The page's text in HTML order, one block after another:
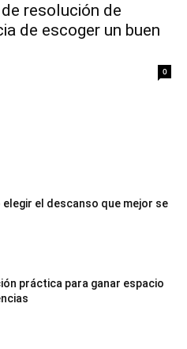
resolución de
de escoger un buen
0
el descanso que mejor se
práctica para ganar espacio